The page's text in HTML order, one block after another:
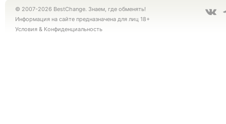
© 2007-2026 BestChange. Знаем, где обменять!
Информация на сайте предназначена для лиц 18+
Условия & Конфиденциальность